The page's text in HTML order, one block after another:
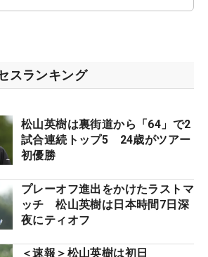
スランキング
松山英樹は裏街道から「64」で2
試合連続トップ5 24歳がツアー
初優勝
プレーオフ進出をかけたラストマ
ッチ 松山英樹は日本時間7日深
夜にティオフ
＜速報＞松山英樹は初日